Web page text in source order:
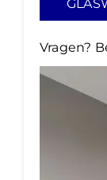
Vragen?